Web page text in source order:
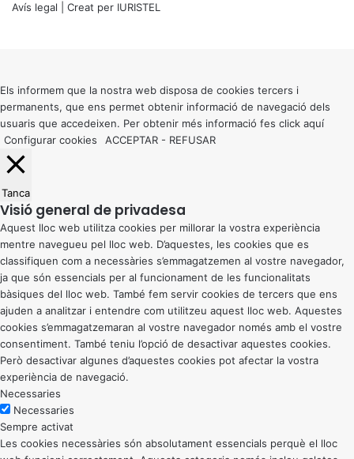
Avís legal | Creat per IURISTEL
button
Els informem que la nostra web disposa de cookies tercers i
permanents, que ens permet obtenir informació de navegació dels
usuaris que accedeixen. Per obtenir més informació fes click aquí
Configurar cookies
ACCEPTAR - REFUSAR
Tanca
Visió general de privadesa
Aquest lloc web utilitza cookies per millorar la vostra experiència
mentre navegueu pel lloc web. D’aquestes, les cookies que es
classifiquen com a necessàries s’emmagatzemen al vostre navegador,
ja que són essencials per al funcionament de les funcionalitats
bàsiques del lloc web. També fem servir cookies de tercers que ens
ajuden a analitzar i entendre com utilitzeu aquest lloc web. Aquestes
cookies s’emmagatzemaran al vostre navegador només amb el vostre
consentiment. També teniu l’opció de desactivar aquestes cookies.
Però desactivar algunes d’aquestes cookies pot afectar la vostra
experiència de navegació.
Necessaries
Necessaries
Sempre activat
Les cookies necessàries són absolutament essencials perquè el lloc